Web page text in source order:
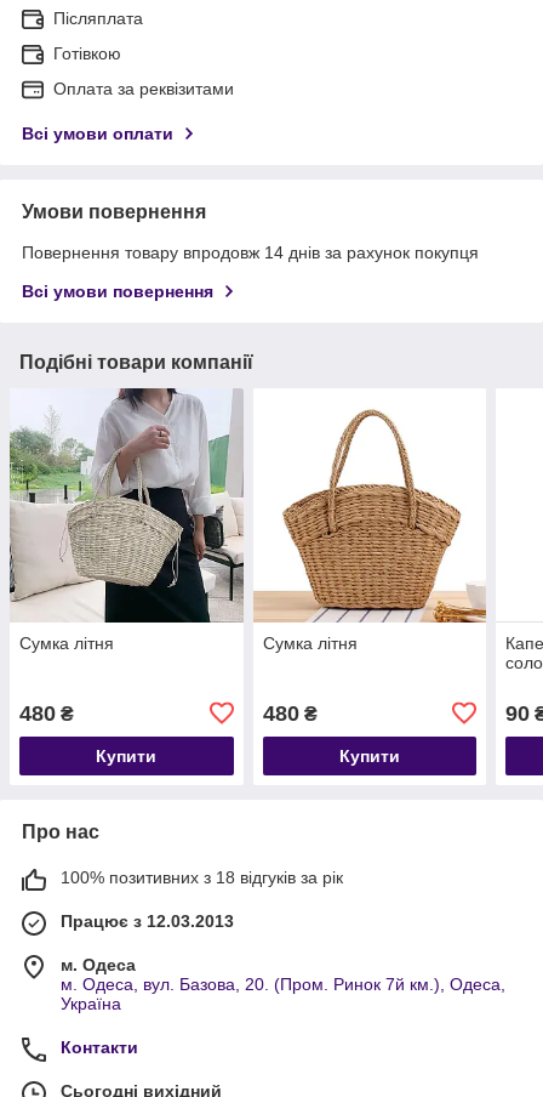
Післяплата
Готівкою
Оплата за реквізитами
Всі умови оплати
Умови повернення
Повернення товару впродовж 14 днів за рахунок покупця
Всі умови повернення
Подібні товари компанії
Сумка літня
480 ₴
Купити
Сумка літня
480₴
Купити
90
Про нас
100% позитивних з 18 відгуків за рік
Працює з 12.03.2013
м. Одеса
м. Одеса, вул. Базова, 20. (Пром. Ринок 7й км.), Одеса,
Україна
Контакти
Сьогодні вихідний